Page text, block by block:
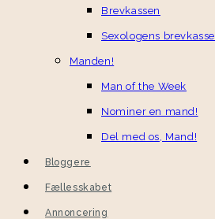
Brevkassen
Sexologens brevkasse
Manden!
Man of the Week
Nominer en mand!
Del med os, Mand!
Bloggere
Fællesskabet
Annoncering